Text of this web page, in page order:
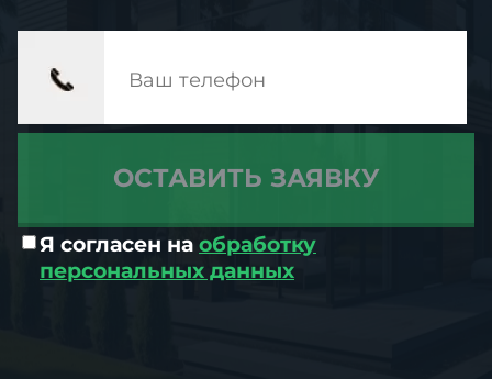
Я согласен на обработку
персональных данных